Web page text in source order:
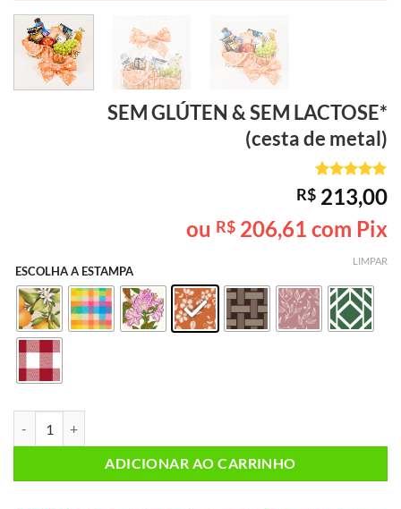
SEM GLÚTEN & SEM LACTOSE*
(cesta de metal)
Avaliado
como5de
5, com
baseado em
1
de cliente
R$ 213,00
ou R$ 206,61 com Pix
ESCOLHA A ESTAMPA
LIMPAR
ADICIONAR AO CARRINHO